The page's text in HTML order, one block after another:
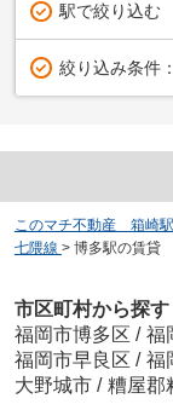
駅で絞り込む
絞り込み条件：
このマチ不動産 箱崎
七隈線 > 博多駅の賃貸
市区町村から探す
福岡市博多区 / 福
福岡市早良区 / 福
大野城市 / 糟屋郡